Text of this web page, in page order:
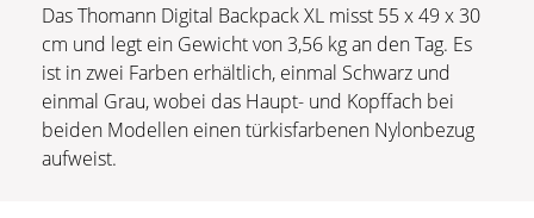
Das Thomann Digital Backpack XL misst 55 x 49 x 30
cm und legt ein Gewicht von 3,56 kg an den Tag. Es
ist in zwei Farben erhältlich, einmal Schwarz und
einmal Grau, wobei das Haupt- und Kopffach bei
beiden Modellen einen türkisfarbenen Nylonbezug
aufweist.